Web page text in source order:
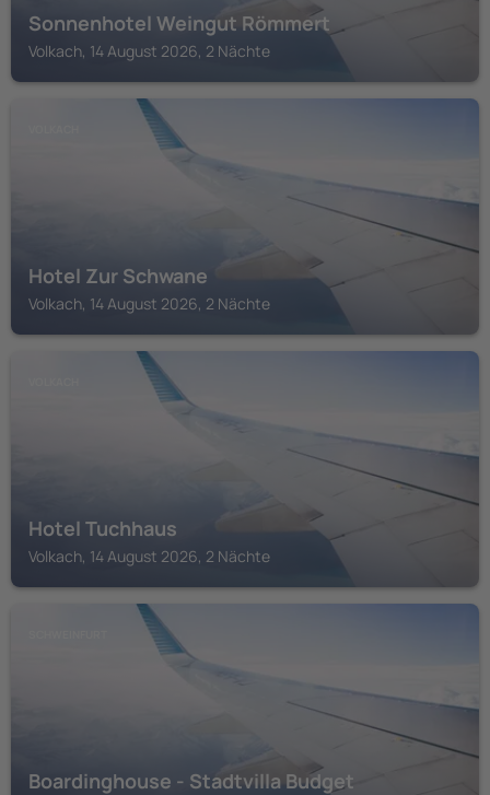
Sonnenhotel Weingut Römmert
Volkach, 14 August 2026, 2 Nächte
Hotel Zur Schwane
Volkach, 14 August 2026, 2 Nächte
Hotel Tuchhaus
Volkach, 14 August 2026, 2 Nächte
Boardinghouse - Stadtvilla Budget